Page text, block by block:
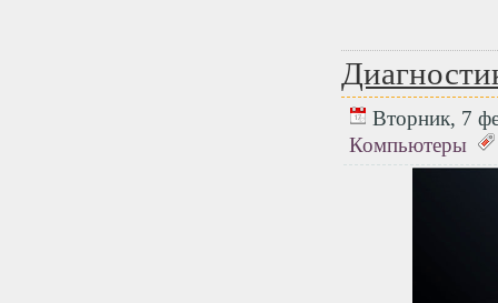
Вторник, 7
Компьютеры